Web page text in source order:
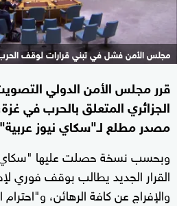
مجلس الأمن فشل في تبني قرارات لوقف
قرر مجلس الأمن الدولي
الجزائري المتعلق بالحرب في
مصدر مطلع لـ"سكاي نيوز
وبحسب نسخة حصلت عليها "سكاي
القرار الجديد يطالب بوقف فوري
والإفراج عن كافة الرهائن،